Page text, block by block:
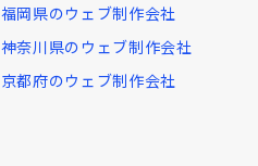
福岡県のウェブ制作会社
神奈川県のウェブ制作会社
京都府のウェブ制作会社